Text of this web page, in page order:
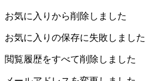
お気に入りから削除しました
お気に入りの保存に失敗しました
閲覧履歴をすべて削除しました